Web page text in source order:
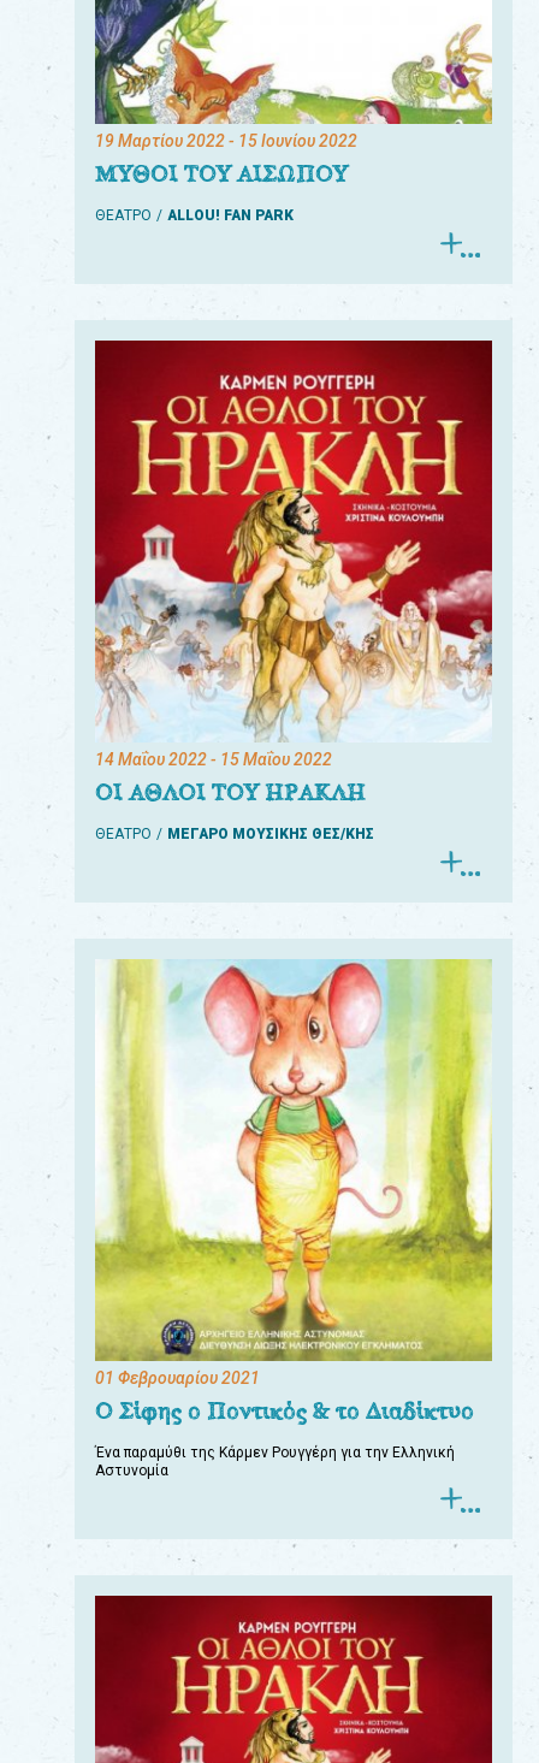
19 Μαρτίου 2022- 15 Ιουνίου 2022
ΜΥΘΟΙ ΤΟΥ ΑΙΣΩΠΟΥ
ΘΕΑΤΡΟ ALLOU! FAN PARK
14 Μαΐου 2022- 15 Μαΐου 2022
ΟΙ ΑΘΛΟΙ ΤΟΥ ΗΡΑΚΛΗ
ΘΕΑΤΡΟ ΜΕΓΑΡΟ ΜΟΥΣΙΚΗΣ ΘΕΣ/ΚΗΣ
01 Φεβρουαρίου 2021
Ο Σίφης ο Ποντικός & το Διαδίκτυο
Ένα παραμύθι της Κάρμεν Ρουγγέρη για την Ελληνική
Αστυνομία